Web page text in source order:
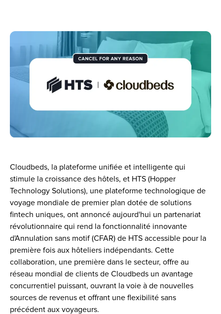
Cloudbeds, la plateforme unifiée et intelligente qui
stimule la croissance des hôtels, et HTS (Hopper
Technology Solutions), une plateforme technologique de
voyage mondiale de premier plan dotée de solutions
fintech uniques, ont annoncé aujourd'hui un partenariat
révolutionnaire qui rend la fonctionnalité innovante
d'Annulation sans motif (CFAR) de HTS accessible pour la
première fois aux hôteliers indépendants. Cette
collaboration, une première dans le secteur, offre au
réseau mondial de clients de Cloudbeds un avantage
concurrentiel puissant, ouvrant la voie à de nouvelles
sources de revenus et offrant une flexibilité sans
précédent aux voyageurs.